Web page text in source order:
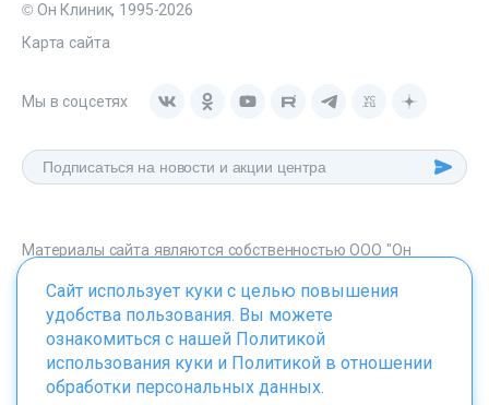
© Он Клиник, 1995-2026
Карта сайта
Мы в соцсетях
Материалы сайта являются собственностью ООО "Он
onclinic.ru запрещено в соответствии со статьей 1259 ГК. РФ.
Сайт использует куки с целью повышения
удобства пользования. Вы можете
ознакомиться с нашей Политикой
использования куки и Политикой в отношении
обработки персональных данных.